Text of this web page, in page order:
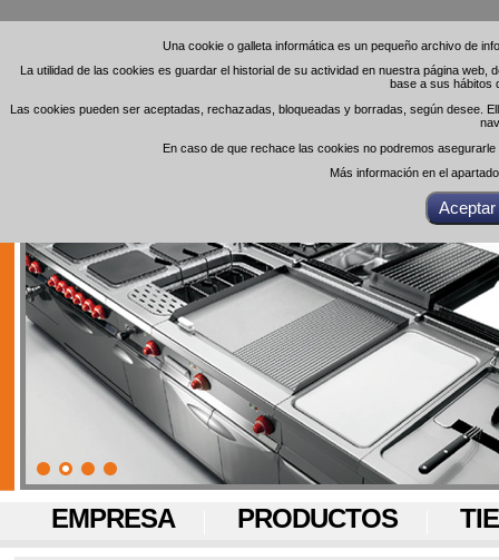
Una cookie o galleta informática es un pequeño archivo de
La utilidad de las cookies es guardar el historial de su actividad en nuestra página
base a sus hábitos
Las cookies pueden ser aceptadas, rechazadas, bloqueadas y borradas, según desee.
En caso de que rechace las cookies no podremos
Más información en el
Una cookie o galleta informática es un pequeño archivo de
La utilidad de las cookies es guardar el historial de su actividad en nuestra página
base a sus hábitos
Las cookies pueden ser aceptadas, rechazadas, bloqueadas y borradas, según desee.
En caso de que rechace las cookies no podremos
Más información en el
EMPRESA PRODUCTOS